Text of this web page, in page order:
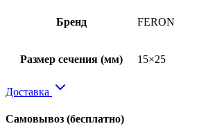
Бренд FERON
Размер сечения (мм) 15×25
Доставка
Самовывоз (бесплатно)